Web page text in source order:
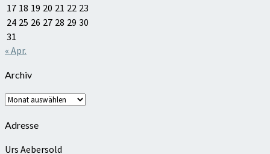
17 18 19 20 21 22 23
24 25 26 27 28 29 30
31
« Apr.
Archiv
Archiv
Adresse
Urs Aebersold